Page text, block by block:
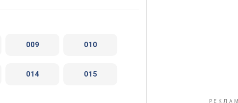
009 010
014 015